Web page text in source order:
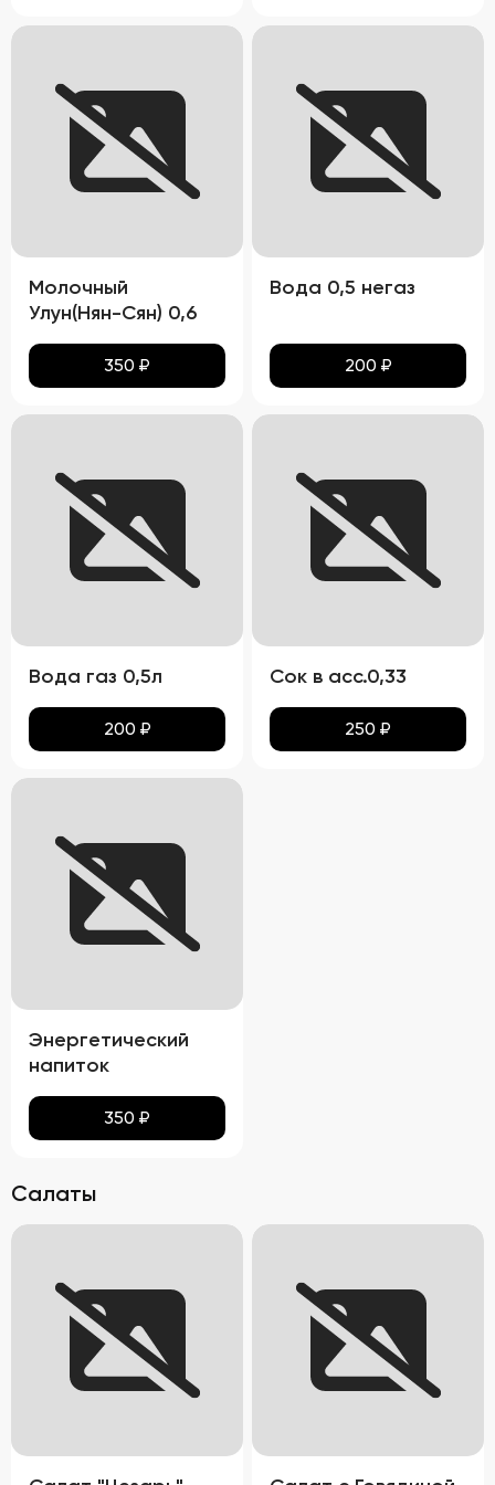
Молочный
Улун(Нян-Сян) 0,6
350 ₽
Вода 0,5 негаз
200 ₽
Вода газ 0,5л
200 ₽
Сок в асс.0,33
250 ₽
Энергетический
напиток
350 ₽
Салаты